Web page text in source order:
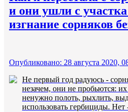
и они ушли с
изгнание сорняков
Опубликовано: 28 августа 2020,
Не первый год радуюсь -
незачем, они не пробьются:
ненужно полоть, рыхлить,
использовать гербициды.